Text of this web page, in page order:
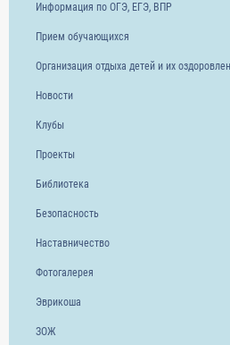
Информация по ОГЭ, ЕГЭ, ВПР
Прием обучающихся
Организация отдыха детей и их
Новости
Клубы
Проекты
Библиотека
Безопасность
Наставничество
Фотогалерея
Эврикоша
ЗОЖ